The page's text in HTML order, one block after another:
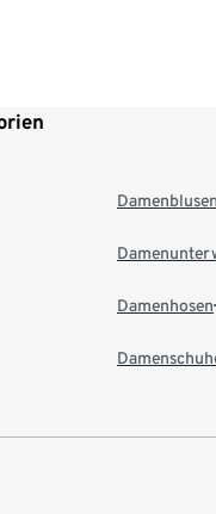
Damenblusen
Damenhosen